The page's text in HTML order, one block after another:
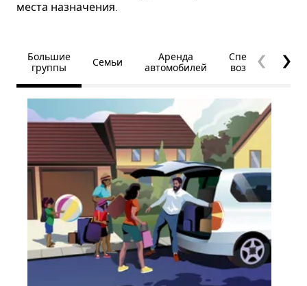
места назначения.
Большие
группы
Семьи
Аренда
автомобилей
Специальные
возможности